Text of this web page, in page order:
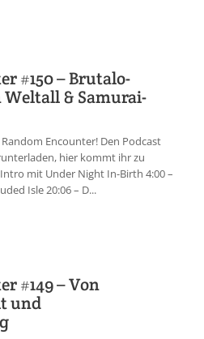
#150 – Brutalo-
& Samurai-
Encounter! Den Podcast
hier kommt ihr zu
mit Under Night In-Birth 4:00 –
Isle 20:06 – D...
#149 – Von
und